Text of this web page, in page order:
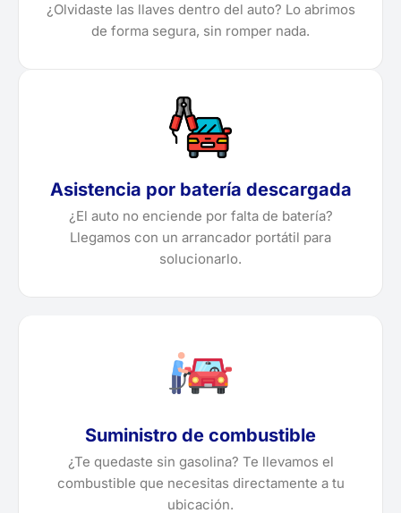
¿Olvidaste las llaves dentro del auto? Lo abrimos
de forma segura, sin romper nada.
Asistencia por batería descargada
¿El auto no enciende por falta de batería?
Llegamos con un arrancador portátil para
solucionarlo.
Suministro de combustible
¿Te quedaste sin gasolina? Te llevamos el
combustible que necesitas directamente a tu
ubicación.